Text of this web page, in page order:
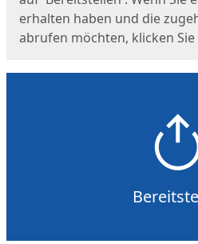
erhalten haben und die
abrufen möchten, klicken